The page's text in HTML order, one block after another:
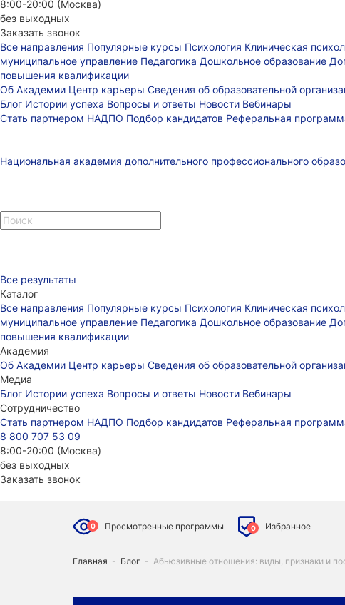
8:00-20:00 (Москва)
без выходных
Заказать звонок
Все направления Популярные курсы Психология Клиническая
муниципальное управление Педагогика Дошкольное образование
повышения квалификации
Об Академии Центр карьеры Сведения об образовательной
Блог Истории успеха Вопросы и ответы Новости Вебинары
Стать партнером НАДПО Подбор кандидатов Реферальная
Национальная академия дополнительного профессионального
Все результаты
Каталог
Все направления Популярные курсы Психология Клиническая
муниципальное управление Педагогика Дошкольное образование
повышения квалификации
Академия
Об Академии Центр карьеры Сведения об образовательной
Медиа
Блог Истории успеха Вопросы и ответы Новости Вебинары
Сотрудничество
Стать партнером НАДПО Подбор кандидатов Реферальная
8 800 707 53 09
8:00-20:00 (Москва)
без выходных
Заказать звонок
0 Просмотренные программы 0 Избранное
Главная - Блог - Абьюзивные отношения: виды, признаки и